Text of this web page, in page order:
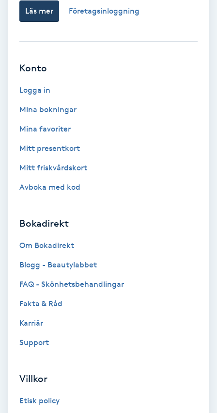
Föning
Gellack
Gravidmassage
Gruppträning
Gua Sha-massage
Hatha Yoga
Healing
Läs mer Företagsinloggning
Konto
Logga in
Mina bokningar
Mina favoriter
Mitt presentkort
Mitt friskvårdskort
Avboka med kod
Bokadirekt
Om Bokadirekt
Blogg - Beautylabbet
FAQ - Skönhetsbehandlingar
Fakta & Råd
Karriär
Support
Villkor
Etisk policy